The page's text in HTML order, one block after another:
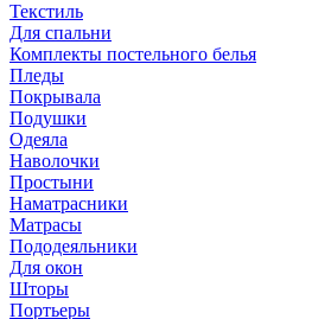
Текстиль
Для спальни
Комплекты постельного белья
Пледы
Покрывала
Подушки
Одеяла
Наволочки
Простыни
Наматрасники
Матрасы
Пододеяльники
Для окон
Шторы
Портьеры